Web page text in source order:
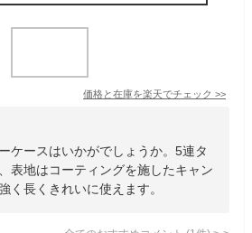
価格と在庫を楽天でチェック >>
ケースはいかがでしょうか。5連タ
表地はコーティングを施したキャン
く長くきれいに使えます。